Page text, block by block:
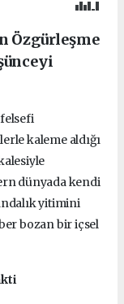
Özgürleşme
kaleme aldığı
dünyada kendi
yitimini
bozan bir içsel